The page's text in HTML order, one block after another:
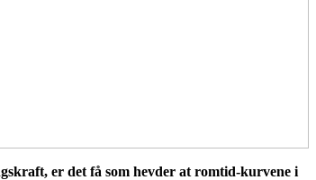
er det få som hevder at romtid-kurvene i